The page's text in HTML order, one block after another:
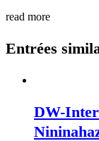
read more
Entrées
DW-